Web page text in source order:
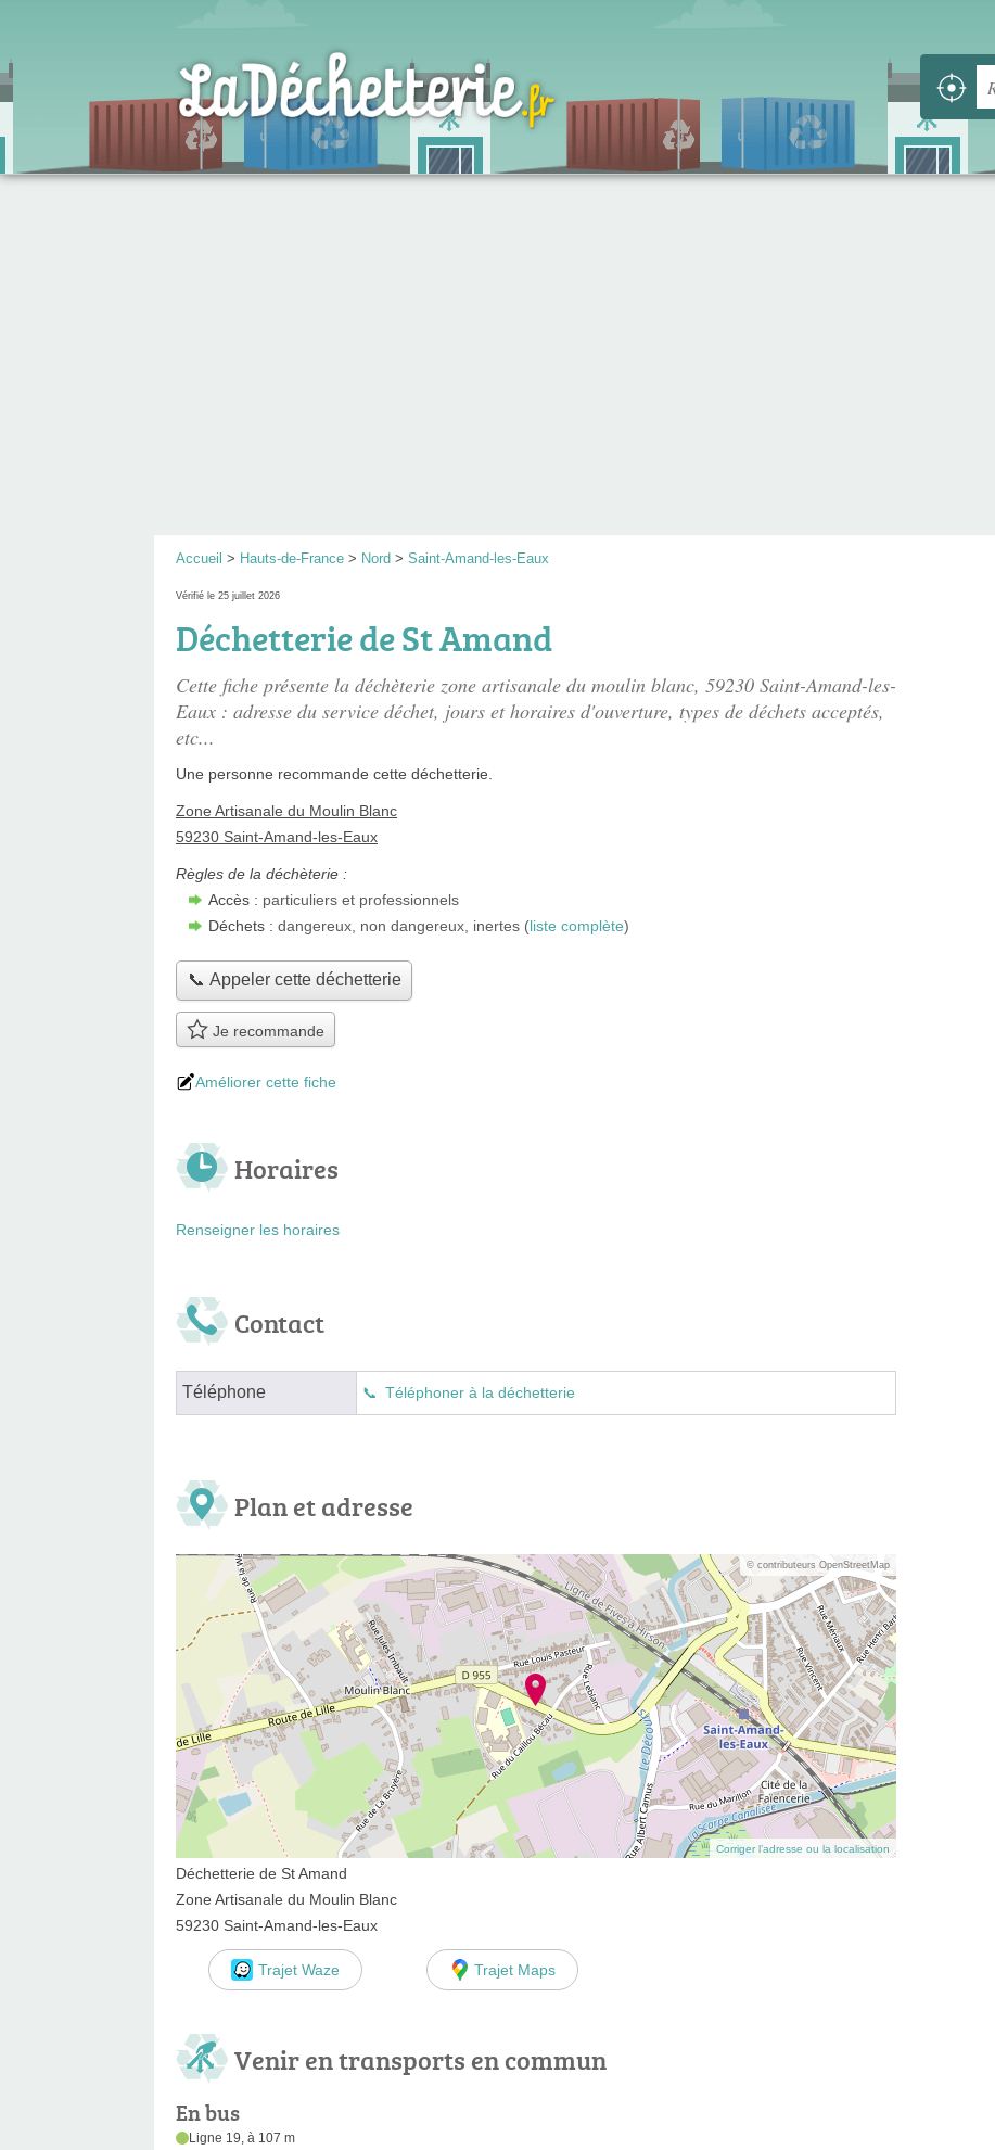
Accueil > Hauts-de-France > Nord > Saint-Amand-les-Eaux
Vérifié le 25 juillet 2026
Déchetterie de St Amand
Cette fiche présente la déchèterie zone artisanale du moulin blanc, 59230 Saint-Amand-les-
Eaux : adresse du service déchet, jours et horaires d'ouverture, types de déchets acceptés,
etc...
Une personne recommande cette déchetterie.
Zone Artisanale du Moulin Blanc
59230 Saint-Amand-les-Eaux
Règles de la déchèterie :
Accès : particuliers et professionnels
Déchets : dangereux, non dangereux, inertes (liste complète)
📞 Appeler cette déchetterie
Je recommande
Améliorer cette fiche
Horaires
Renseigner les horaires
Contact
Téléphone Téléphoner à la déchetterie
Plan et adresse
© contributeurs OpenStreetMap
Corriger l’adresse ou la localisation
Déchetterie de St Amand
Zone Artisanale du Moulin Blanc
59230 Saint-Amand-les-Eaux
Trajet Waze Trajet Maps
Venir en transports en commun
En bus
Ligne 19, à 107 m